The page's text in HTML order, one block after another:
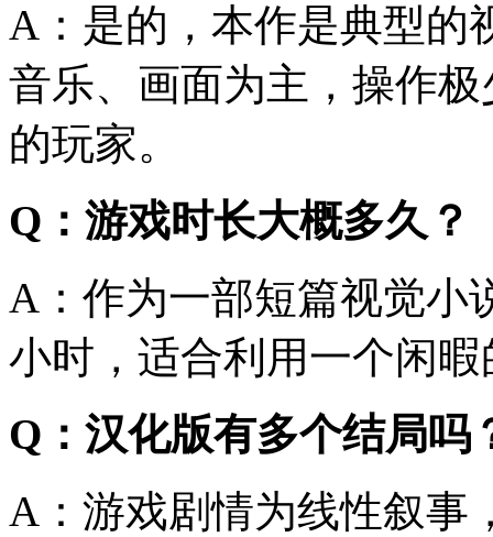
A：是的，本作是典型的
音乐、画面为主，操作
的玩家。
Q：游戏时长大概多久？
A：作为一部短篇视觉小
小时，适合利用一个闲
Q：汉化版有多个结局吗
A：游戏剧情为线性叙事